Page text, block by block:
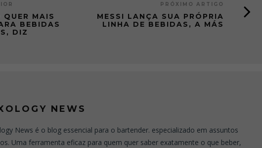
QUER MAIS
BEBIDAS
DIZ
PRÓXIMO ARTIGO
MESSI LANÇA SUA PRÓPRIA
LINHA DE BEBIDAS, A MÁS
NEWS
News é o blog essencial para o bartender. especializado em assuntos
Uma ferramenta eficaz para quem quer saber exatamente o que beber,